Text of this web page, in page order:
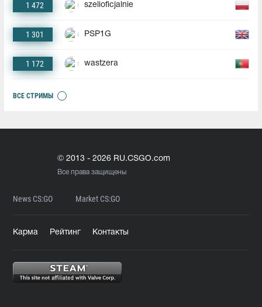
1 472 szelioficjalnie
1 301 PSP1G
1 172 wastzera
ВСЕ СТРИМЫ
© 2013 - 2026 RU.CSGO.com
Все права защищены
News CS:GO Market CS:GO
Карма Рейтинг Контакты